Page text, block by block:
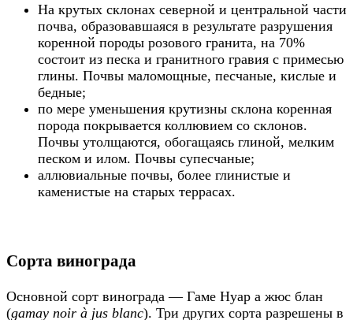
На крутых склонах северной и центральной части
почва, образовавшаяся в результате разрушения
коренной породы розового гранита, на 70%
состоит из песка и гранитного гравия с примесью
глины. Почвы маломощные, песчаные, кислые и
бедные;
по мере уменьшения крутизны склона коренная
порода покрывается коллювием со склонов.
Почвы утолщаются, обогащаясь глиной, мелким
песком и илом. Почвы супесчаные;
аллювиальные почвы, более глинистые и
каменистые на старых террасах.
Сорта винограда
Основной сорт винограда — Гаме Нуар а жюс блан
(gamay noir à jus blanc). Три других сорта разрешены в